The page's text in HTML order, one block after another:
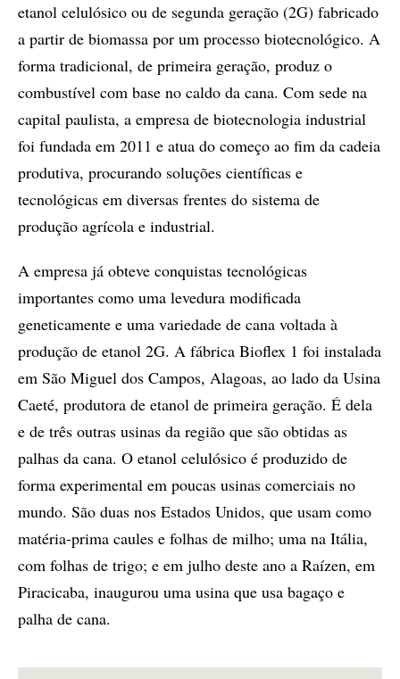
etanol celulósico ou de segunda geração (2G) fabricado
a partir de biomassa por um processo biotecnológico. A
forma tradicional, de primeira geração, produz o
combustível com base no caldo da cana. Com sede na
capital paulista, a empresa de biotecnologia industrial
foi fundada em 2011 e atua do começo ao fim da cadeia
produtiva, procurando soluções científicas e
tecnológicas em diversas frentes do sistema de
produção agrícola e industrial.
A empresa já obteve conquistas tecnológicas
importantes como uma levedura modificada
geneticamente e uma variedade de cana voltada à
produção de etanol 2G. A fábrica Bioflex 1 foi instalada
em São Miguel dos Campos, Alagoas, ao lado da Usina
Caeté, produtora de etanol de primeira geração. É dela
e de três outras usinas da região que são obtidas as
palhas da cana. O etanol celulósico é produzido de
forma experimental em poucas usinas comerciais no
mundo. São duas nos Estados Unidos, que usam como
matéria-prima caules e folhas de milho; uma na Itália,
com folhas de trigo; e em julho deste ano a Raízen, em
Piracicaba, inaugurou uma usina que usa bagaço e
palha de cana.